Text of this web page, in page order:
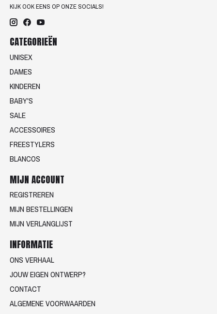
KIJK OOK EENS OP ONZE SOCIALS!
CATEGORIEËN
UNISEX
DAMES
KINDEREN
BABY'S
SALE
ACCESSOIRES
FREESTYLERS
BLANCOS
MIJN ACCOUNT
REGISTREREN
MIJN BESTELLINGEN
MIJN VERLANGLIJST
INFORMATIE
ONS VERHAAL
JOUW EIGEN ONTWERP?
CONTACT
ALGEMENE VOORWAARDEN